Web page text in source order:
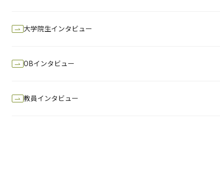
大学院生インタビュー
OBインタビュー
教員インタビュー